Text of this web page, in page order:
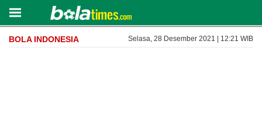
BOLA INDONESIA Selasa, 28 Desember 2021 | 12:21 WIB